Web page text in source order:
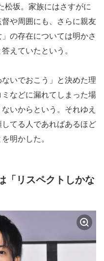
松坂。家族にはさすがに
や周囲にも、さらに親友
の存在については明かさ
えていたという。
いでおこう」と決めた理
などに漏れてしまった場
いからという。それゆえ
てる人であればあるほど
明かした。
「リスペクトしかな